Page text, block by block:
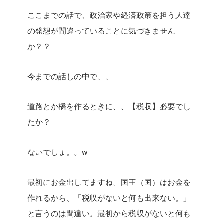
ここまでの話で、政治家や経済政策を担う人達
の発想が間違っていることに気づきません
か？？
今までの話しの中で、、
道路とか橋を作るときに、、【税収】必要でし
たか？
ないでしょ。。w
最初にお金出してますね、国王（国）はお金を
作れるから、「税収がないと何も出来ない。」
と言うのは間違い。最初から税収がないと何も